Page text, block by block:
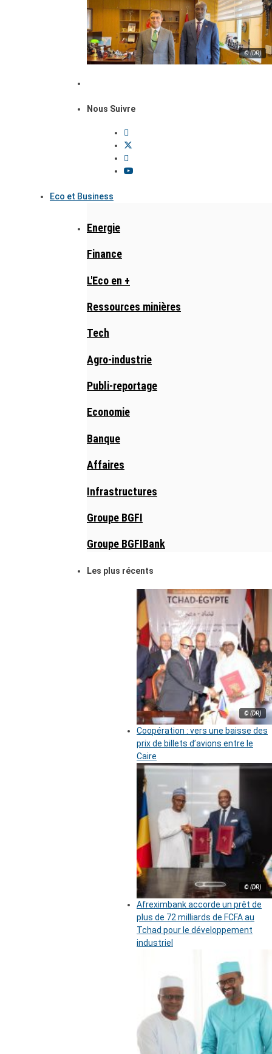
© (DR)
Nous Suivre
Eco et Business
Energie
Finance
L'Eco en +
Ressources minières
Tech
Agro-industrie
Publi-reportage
Economie
Banque
Affaires
Infrastructures
Groupe BGFI
Groupe BGFIBank
Les plus récents
© (DR)
Coopération : vers une baisse des
prix de billets d’avions entre le
Caire
© (DR)
Afreximbank accorde un prêt de
plus de 72 milliards de FCFA au
Tchad pour le développement
industriel